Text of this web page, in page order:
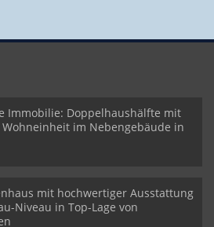
Immobilie: Doppelhaushälfte mit
im Nebengebäude in
mit hochwertiger Ausstattung
Niveau in Top-Lage von